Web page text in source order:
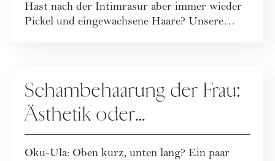
Hast nach der Intimrasur aber immer wieder
Pickel und eingewachsene Haare? Unsere
Schambehaarung der Frau:
Ästhetik oder
gesellschaftlicher Zwang?
Oku-Ula: Oben kurz, unten lang? Ein paar